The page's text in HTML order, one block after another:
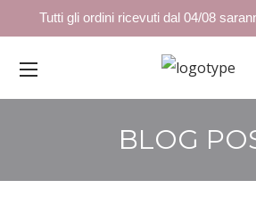
Tutti gli ordini ricevuti dal 04/08
BLOG